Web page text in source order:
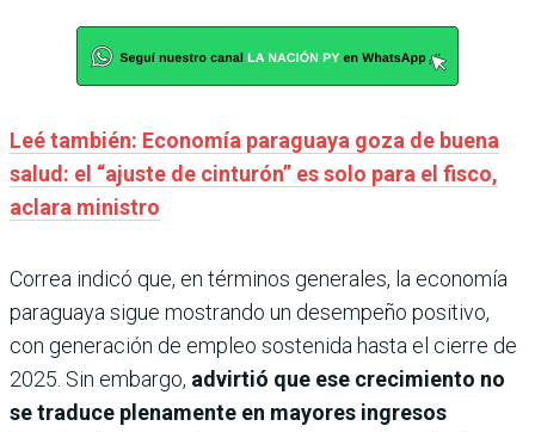
Leé también: Economía paraguaya goza de buena
salud: el “ajuste de cinturón” es solo para el fisco,
aclara ministro
Correa indicó que, en términos generales, la economía
paraguaya sigue mostrando un desempeño positivo,
con generación de empleo sostenida hasta el cierre de
2025. Sin embargo, advirtió que ese crecimiento no
se traduce plenamente en mayores ingresos